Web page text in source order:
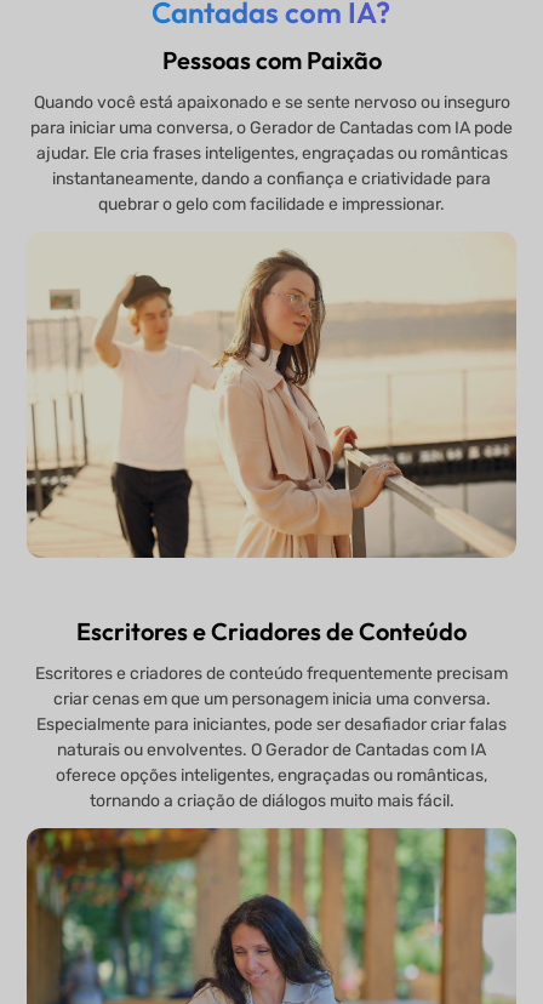
Cantadas com IA?
Pessoas com Paixão
Quando você está apaixonado e se sente nervoso ou inseguro
para iniciar uma conversa, o Gerador de Cantadas com IA pode
ajudar. Ele cria frases inteligentes, engraçadas ou românticas
instantaneamente, dando a confiança e criatividade para
quebrar o gelo com facilidade e impressionar.
Escritores e Criadores de Conteúdo
Escritores e criadores de conteúdo frequentemente precisam
criar cenas em que um personagem inicia uma conversa.
Especialmente para iniciantes, pode ser desafiador criar falas
naturais ou envolventes. O Gerador de Cantadas com IA
oferece opções inteligentes, engraçadas ou românticas,
tornando a criação de diálogos muito mais fácil.